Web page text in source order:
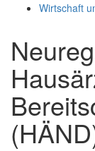
und
Wirtschaft